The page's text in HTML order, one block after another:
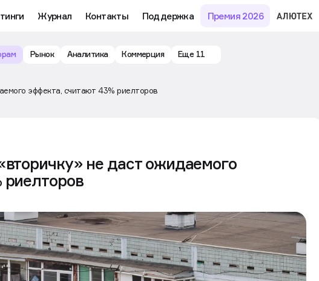
Журнал Контакты Поддержка Премия 2026
Рынок Аналитика Коммерция Еще 11
эффекта, считают 43% риелторов
не даст ожидаемого
риелторов